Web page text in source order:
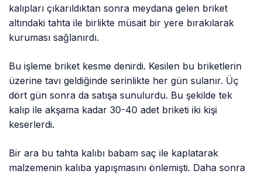
kalıpları çıkarıldıktan sonra meydana gelen briket
altındaki tahta ile birlikte müsait bir yere bırakılarak
kuruması sağlanırdı.
Bu işleme briket kesme denirdi. Kesilen bu briketlerin
üzerine tavı geldiğinde serinlikte her gün sulanır. Üç
dört gün sonra da satışa sunulurdu. Bu şekilde tek
kalıp ile akşama kadar 30-40 adet briketi iki kişi
keserlerdi.
Bir ara bu tahta kalıbı babam saç ile kaplatarak
malzemenin kalıba yapışmasını önlemişti. Daha sonra